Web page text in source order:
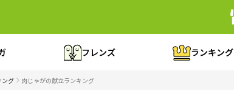
フレンズ ランキング
ング 肉じゃがの献立ランキング